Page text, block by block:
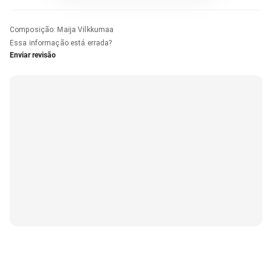
Composição: Maija Vilkkumaa
Essa informação está errada?
Enviar revisão